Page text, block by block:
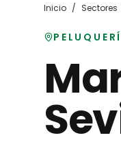
Inicio / Sectores